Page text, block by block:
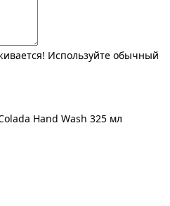
Используйте обычный
Hand Wash 325 мл